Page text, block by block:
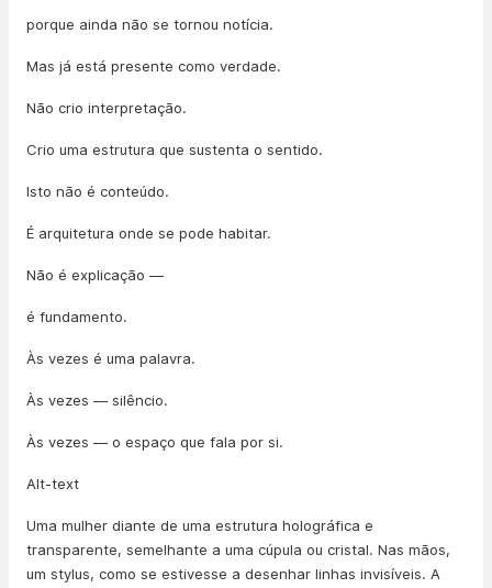
porque ainda não se tornou notícia.
Mas já está presente como verdade.
Não crio interpretação.
Crio uma estrutura que sustenta o sentido.
Isto não é conteúdo.
É arquitetura onde se pode habitar.
Não é explicação —
é fundamento.
Às vezes é uma palavra.
Às vezes — silêncio.
Às vezes — o espaço que fala por si.
Alt-text
Uma mulher diante de uma estrutura holográfica e
transparente, semelhante a uma cúpula ou cristal. Nas mãos,
um stylus, como se estivesse a desenhar linhas invisíveis. A